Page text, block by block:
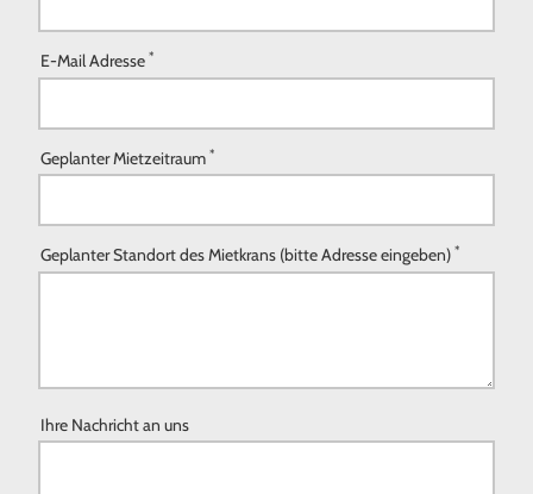
E-Mail Adresse *
Geplanter Mietzeitraum *
Geplanter Standort des Mietkrans (bitte Adresse eingeben) *
Ihre Nachricht an uns